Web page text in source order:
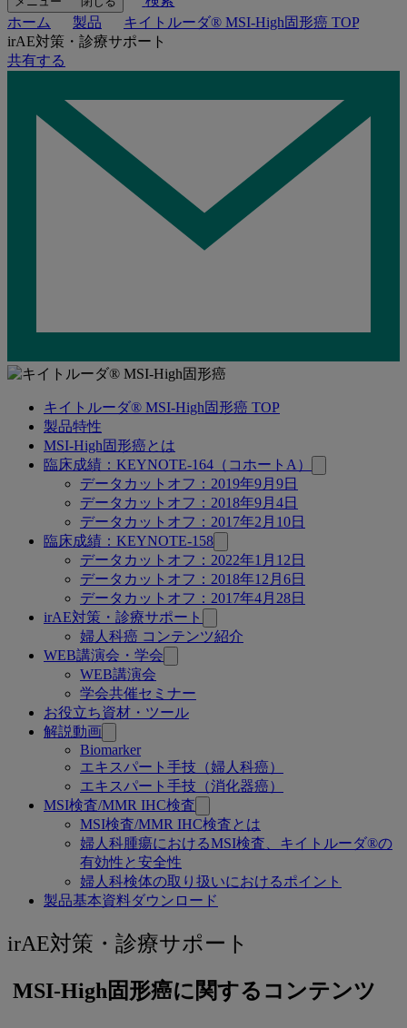
ホーム
製品
キイトルーダ® MSI-High固形癌 TOP
irAE対策・診療サポート
共有する
キイトルーダ® MSI-High固形癌 TOP
製品特性
MSI-High固形癌とは
臨床成績：KEYNOTE-164（コホートA）
データカットオフ：2019年9月9日
データカットオフ：2018年9月4日
データカットオフ：2017年2月10日
臨床成績：KEYNOTE-158
データカットオフ：2022年1月12日
データカットオフ：2018年12月6日
データカットオフ：2017年4月28日
irAE対策・診療サポート
婦人科癌 コンテンツ紹介
WEB講演会・学会
WEB講演会
学会共催セミナー
お役立ち資材・ツール
解説動画
Biomarker
エキスパート手技（婦人科癌）
エキスパート手技（消化器癌）
MSI検査/MMR IHC検査
MSI検査/MMR IHC検査とは
婦人科腫瘍におけるMSI検査、キイトルーダ®の
有効性と安全性
婦人科検体の取り扱いにおけるポイント
製品基本資料ダウンロード
irAE
策・
irAE対策・診療サポート
MSI-High固形癌に関するコンテンツ